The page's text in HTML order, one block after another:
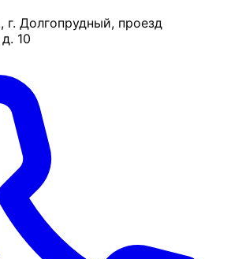
г. Долгопрудный, проезд
10